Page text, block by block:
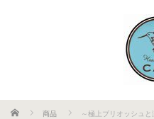
ホーム 商品
～極上ブリオッシュ